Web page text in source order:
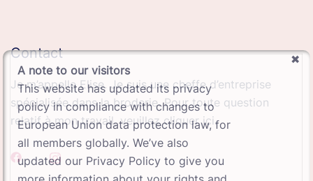
Contact
Je m’appelle Elise. Je suis une cheffe d’entreprise
spécialisée dans la broderie. Pour toute question
relatif à mon travail, veuillez cliquer ici.
A note to our visitors
This website has updated its privacy
policy in compliance with changes to
European Union data protection law, for
all members globally. We’ve also
updated our Privacy Policy to give you